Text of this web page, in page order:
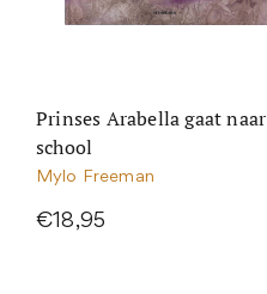
Prinses Arabella gaat naar
school
Mylo Freeman
€18,95